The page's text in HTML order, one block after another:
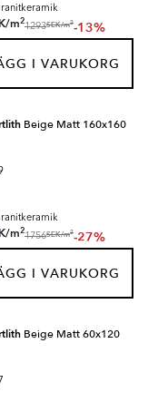
/m2
1293SEK/m2-13%
I VARUKORG
Beige Matt 160x160
/m2
1756SEK/m2-27%
I VARUKORG
Beige Matt 60x120